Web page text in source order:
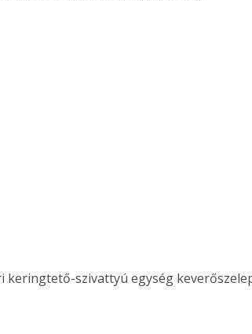
keringtető-szivattyú egység